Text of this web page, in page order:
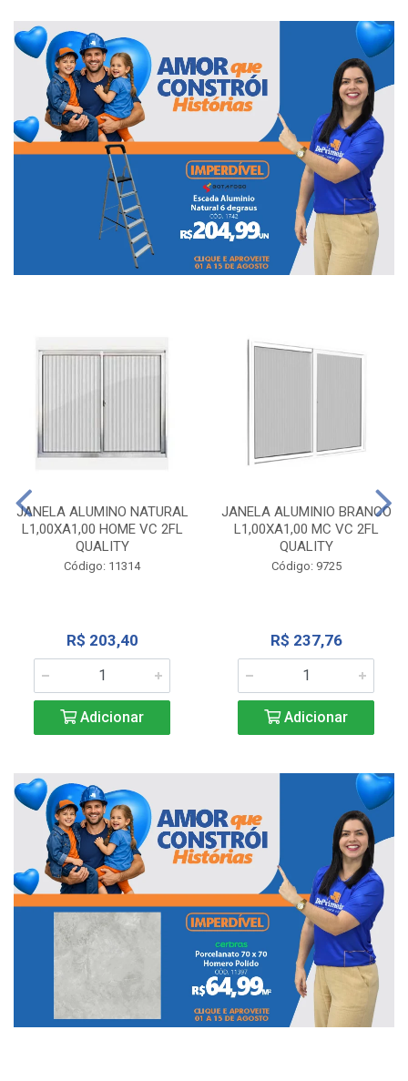
JANELA ALUMINO NATURAL
L1,00XA1,00 HOME VC 2FL
QUALITY
Código: 11314
R$ 203,40
Adicionar
JANELA ALUMINIO BRANCO
L1,00XA1,00 MC VC 2FL
QUALITY
Código: 9725
R$ 237,76
Adicionar